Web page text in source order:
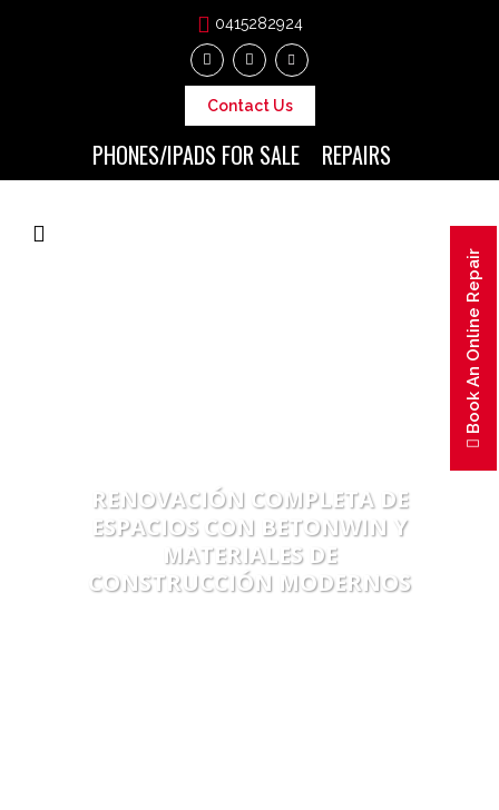
0415282924
Contact Us
PHONES/IPADS FOR SALE REPAIRS
RENOVACIÓN COMPLETA DE
ESPACIOS CON BETONWIN Y
MATERIALES DE
CONSTRUCCIÓN MODERNOS
Book An Online Repair